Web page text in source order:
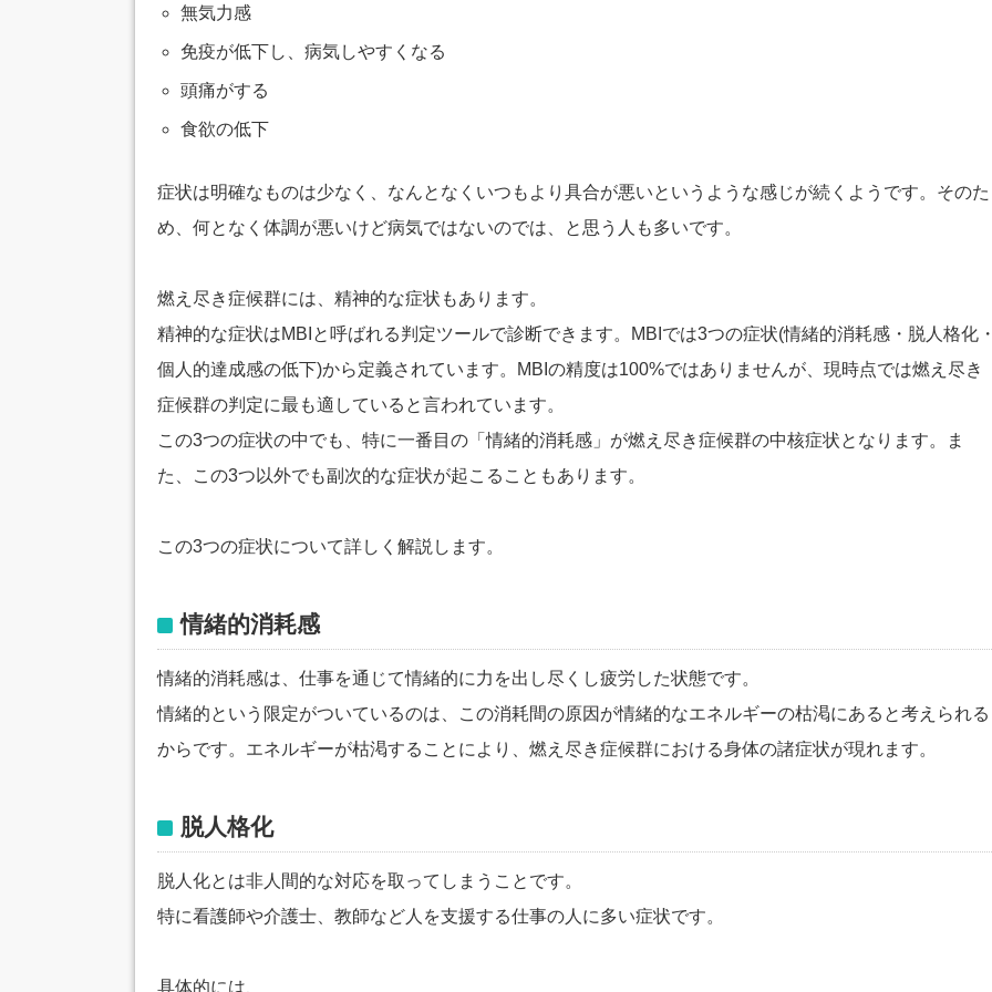
無気力感
免疫が低下し、病気しやすくなる
頭痛がする
食欲の低下
症状は明確なものは少なく、なんとなくいつもより具合が悪いというような感じが続くようです。そのた
め、何となく体調が悪いけど病気ではないのでは、と思う人も多いです。
燃え尽き症候群には、精神的な症状もあります。
精神的な症状はMBIと呼ばれる判定ツールで診断できます。MBIでは3つの症状(情緒的消耗感・脱人格化
個人的達成感の低下)から定義されています。MBIの精度は100%ではありませんが、現時点では燃え尽き
症候群の判定に最も適していると言われています。
この3つの症状の中でも、特に一番目の「情緒的消耗感」が燃え尽き症候群の中核症状となります。ま
た、この3つ以外でも副次的な症状が起こることもあります。
この3つの症状について詳しく解説します。
情緒的消耗感
情緒的消耗感は、仕事を通じて情緒的に力を出し尽くし疲労した状態です。
情緒的という限定がついているのは、この消耗間の原因が情緒的なエネルギーの枯渇にあると考えられる
からです。エネルギーが枯渇することにより、燃え尽き症候群における身体の諸症状が現れます。
脱人格化
脱人化とは非人間的な対応を取ってしまうことです。
特に看護師や介護士、教師など人を支援する仕事の人に多い症状です。
具体的には、